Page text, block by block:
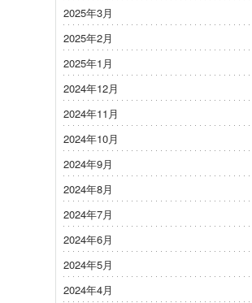
2025年3月
2025年2月
2025年1月
2024年12月
2024年11月
2024年10月
2024年9月
2024年8月
2024年7月
2024年6月
2024年5月
2024年4月